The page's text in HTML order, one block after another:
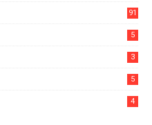
91
5
3
5
4